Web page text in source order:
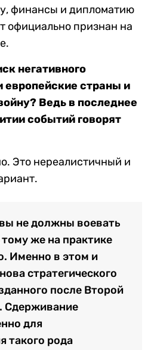
финансы и дипломатию
официально признан на
негативного
европейские страны и
Ведь в последнее
событий говорят
Это нереалистичный и
не должны воевать
тому же на практике
Именно в этом и
стратегического
после Второй
Сдерживание
для
такого рода